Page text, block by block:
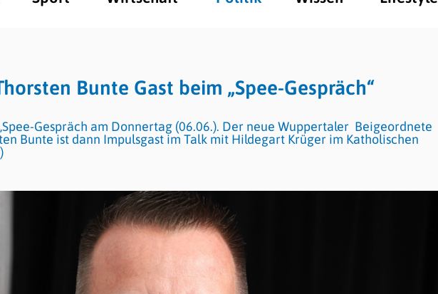
Bunte Gast beim „Spee-Gespräch“
Gespräch am Donnertag (06.06.). Der neue Wuppertaler Beigeordnete
Bunte ist dann Impulsgast im Talk mit Hildegart Krüger im Katholischen